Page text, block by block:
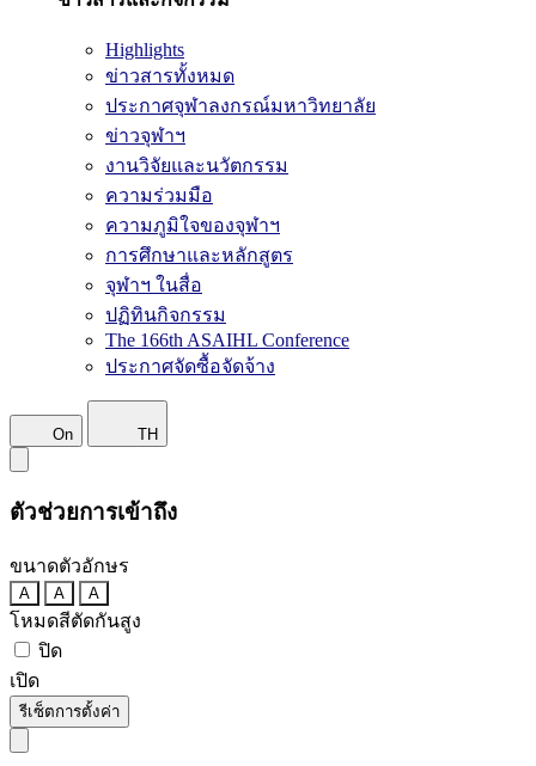
Highlights
ข่าวสารทั้งหมด
ประกาศจุฬาลงกรณ์มหาวิทยาลัย
ข่าวจุฬาฯ
งานวิจัยและนวัตกรรม
ความร่วมมือ
ความภูมิใจของจุฬาฯ
การศึกษาและหลักสูตร
จุฬาฯ ในสื่อ
ปฏิทินกิจกรรม
The 166th ASAIHL Conference
ประกาศจัดซื้อจัดจ้าง
On TH
ตัวช่วยการเข้าถึง
ขนาดตัวอักษร
A A A
โหมดสีตัดกันสูง
ปิด
เปิด
รีเซ็ตการตั้งค่า